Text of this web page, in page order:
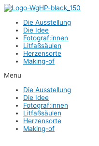
Zum
springenDie Aus­stel­lung
Die Idee
Fotograf:innen
Lit­faß­säu­len
Her­zens­or­te
Making-of
Menu
Die Aus­stel­lung
Die Idee
Fotograf:innen
Lit­faß­säu­len
Her­zens­or­te
Making-of